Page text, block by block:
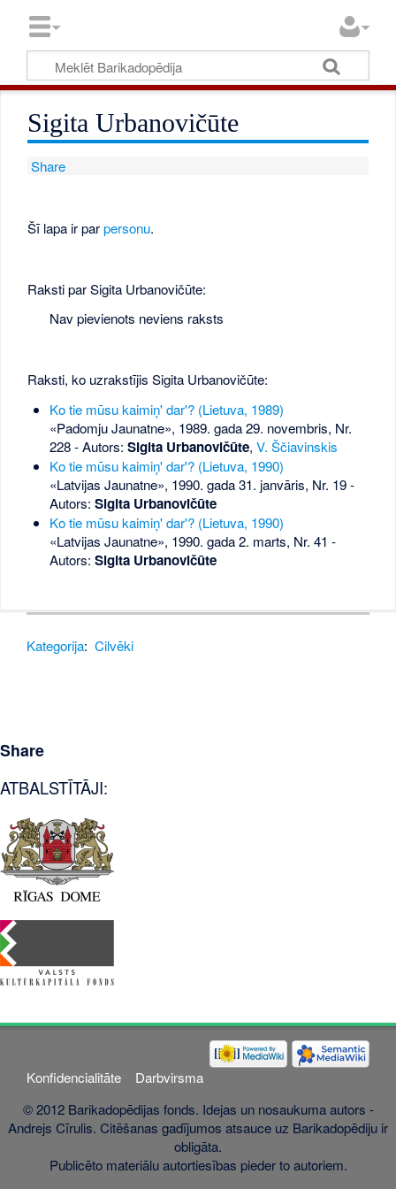
Sigita Urbanovičūte
Share
Šī lapa ir parpersonu.
Raksti par Sigita Urbanovičūte:
Nav pievienots neviens raksts
Raksti, ko uzrakstījis Sigita Urbanovičūte:
Ko tie mūsu kaimiņ' dar'? (Lietuva, 1989)
«Padomju Jaunatne», 1989. gada 29. novembris, Nr.
228- Autors: Sigita Urbanovičūte, V. Ščiavinskis
Ko tie mūsu kaimiņ' dar'? (Lietuva, 1990)
«Latvijas Jaunatne», 1990. gada 31. janvāris, Nr. 19-
Autors: Sigita Urbanovičūte
Ko tie mūsu kaimiņ' dar'? (Lietuva, 1990)
«Latvijas Jaunatne», 1990. gada 2. marts, Nr. 41 -
Autors: Sigita Urbanovičūte
Kategorija: Cilvēki
Share
ATBALSTĪTĀJI:
Konfidencialitāte
Darbvirsma
© 2012 Barikadopēdijas fonds. Idejas un nosaukuma autors -
Andrejs Cīrulis. Citēšanas gadījumos atsauce uz Barikadopēdiju ir
obligāta.
Publicēto materiālu autortiesības pieder to autoriem.